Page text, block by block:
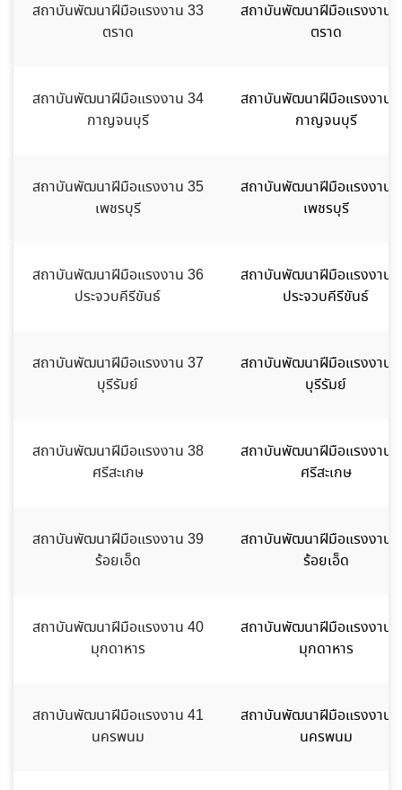
สถาบันพัฒนาฝีมือแรงงาน 33
ตราด
สถาบันพัฒนาฝีมือแรงงาน
ตราด
สถาบันพัฒนาฝีมือแรงงาน 34
กาญจนบุรี
สถาบันพัฒนาฝีมือแรงงาน
กาญจนบุรี
สถาบันพัฒนาฝีมือแรงงาน 35
เพชรบุรี
สถาบันพัฒนาฝีมือแรงงาน
เพชรบุรี
สถาบันพัฒนาฝีมือแรงงาน 36
ประจวบคีรีขันธ์
สถาบันพัฒนาฝีมือแรงงาน
ประจวบคีรีขันธ์
สถาบันพัฒนาฝีมือแรงงาน 37
บุรีรัมย์
สถาบันพัฒนาฝีมือแรงงาน
บุรีรัมย์
สถาบันพัฒนาฝีมือแรงงาน 38
ศรีสะเกษ
สถาบันพัฒนาฝีมือแรงงาน
ศรีสะเกษ
สถาบันพัฒนาฝีมือแรงงาน 39
ร้อยเอ็ด
สถาบันพัฒนาฝีมือแรงงาน
ร้อยเอ็ด
สถาบันพัฒนาฝีมือแรงงาน 40
มุกดาหาร
สถาบันพัฒนาฝีมือแรงงาน
มุกดาหาร
สถาบันพัฒนาฝีมือแรงงาน 41
นครพนม
สถาบันพัฒนาฝีมือแรงงาน
นครพนม